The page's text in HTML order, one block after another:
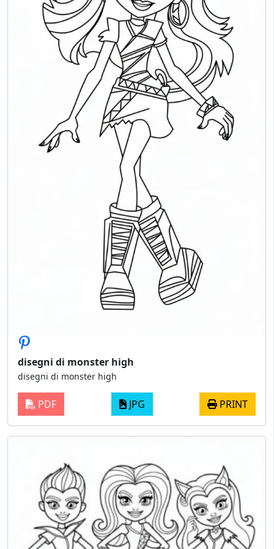
disegni di monster high
disegni di monster high
PDF JPG PRINT